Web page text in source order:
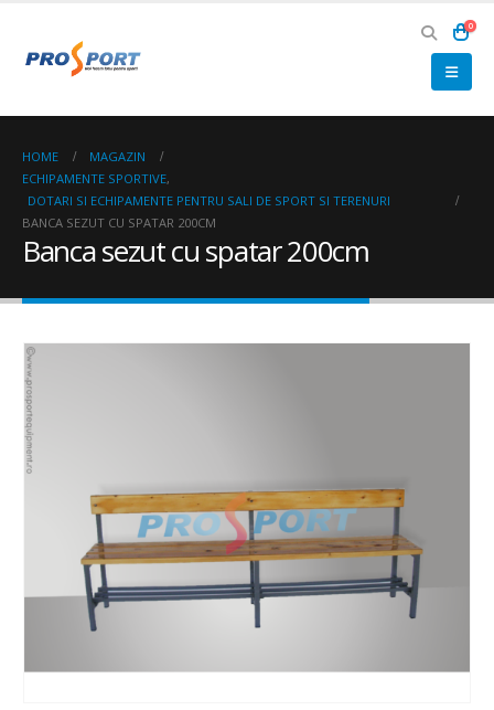
0
HOME
MAGAZIN
ECHIPAMENTE SPORTIVE,
DOTARI SI ECHIPAMENTE PENTRU SALI DE SPORT SI TERENURI
BANCA SEZUT CU SPATAR 200CM
Banca sezut cu spatar 200cm